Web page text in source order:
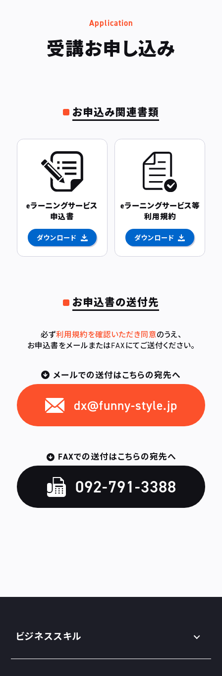
Application
受講お申し込み
お申込み関連書類
eラーニングサービス
申込書
ダウンロード
eラーニングサービス等
利用規約
ダウンロード
お申込書の送付先
必ず利用規約を確認いただき同意のうえ、
お申込書をメールまたはFAXにてご送付ください。
メールでの送付はこちらの宛先へ
dx@funny-style.jp
FAXでの送付はこちらの宛先へ
092-791-3388
ビジネススキル